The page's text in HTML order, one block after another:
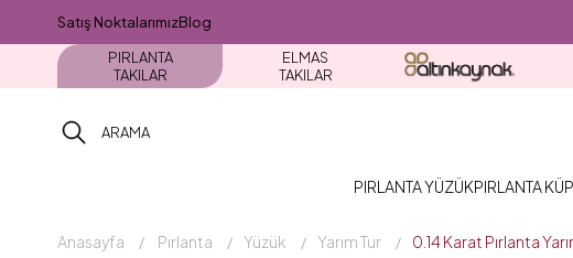
Satış NoktalarımızBlog
PIRLANTA
TAKILAR
ELMAS
TAKILAR
PIRLANTA YÜZÜKPIRLANTA
Anasayfa Pırlanta Yüzük Yarım Tur 0.14 Karat Pırlanta